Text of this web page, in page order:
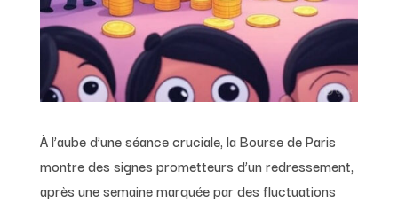
À l’aube d’une séance cruciale, la Bourse de Paris
montre des signes prometteurs d’un redressement,
après une semaine marquée par des fluctuations